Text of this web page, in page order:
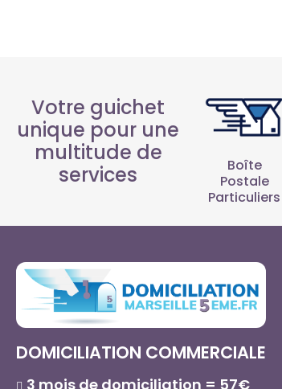
Votre guichet
unique pour une
multitude de
services
Boîte
Postale
Particuliers
DOMICILIATION COMMERCIALE
3 mois de domiciliation = 57€